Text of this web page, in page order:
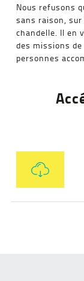
Nous refusons
sans raison, sur
chandelle. Il en
des missions
personnes